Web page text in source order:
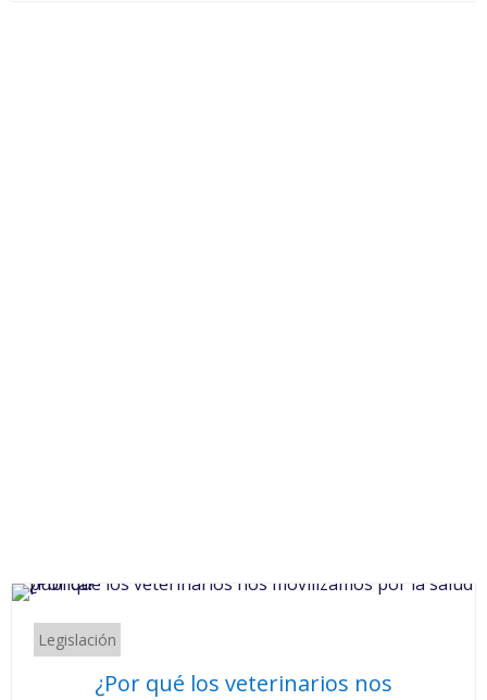
Legislación
¿Por qué los veterinarios nos